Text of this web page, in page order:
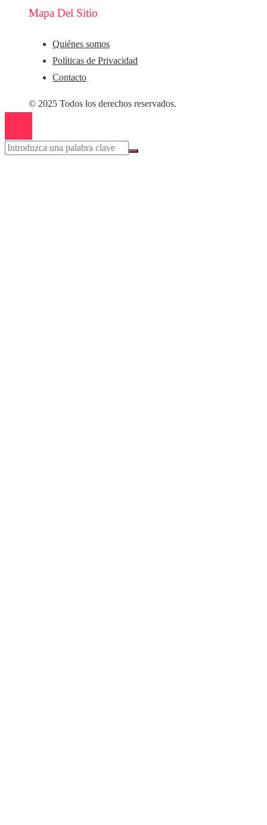
Mapa Del Sitio
Quiénes somos
Políticas de Privacidad
Contacto
© 2025 Todos los derechos reservados.